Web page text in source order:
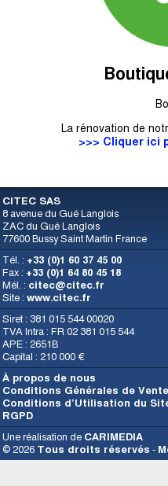
La rénovation de
>>> Cliquer ici
CITEC SAS
8 avenue du Gué Langlois
ZAC du Gué Langlois
77600 Bussy Saint Martin France
Tél. : +33 (0)1 60 37 45 00
Fax : +33 (0)1 64 80 45 18
Mél. : citec@citec.fr
Site : www.citec.fr
Siret : 381 015 544 00020
TVA Intra : FR 02 381 015 544
APE : 2651B
Capital : 210 000 €
À propos de nous
Conditions Générales de Vente
Conditions d’Utilisation du
RGPD
Une réalisation de CARIMEDIA
© 2026 Tous droits réservés -